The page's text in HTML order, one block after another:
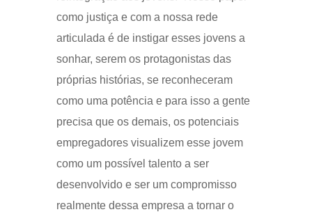
como justiça e com a nossa rede
articulada é de instigar esses jovens a
sonhar, serem os protagonistas das
próprias histórias, se reconheceram
como uma potência e para isso a gente
precisa que os demais, os potenciais
empregadores visualizem esse jovem
como um possível talento a ser
desenvolvido e ser um compromisso
realmente dessa empresa a tornar o